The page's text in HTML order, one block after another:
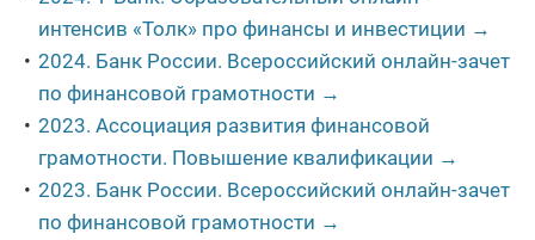
интенсив «Толк» про финансы и инвестиции →
2024. Банк России. Всероссийский онлайн-зачет
по финансовой грамотности →
2023. Ассоциация развития финансовой
грамотности. Повышение квалификации →
2023. Банк России. Всероссийский онлайн-зачет
по финансовой грамотности →